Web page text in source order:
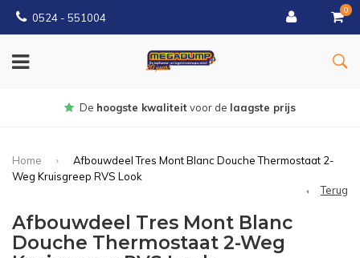
0524 - 551004
0
Gratisbezorgd vanaf €150
Home
Afbouwdeel Tres Mont Blanc Douche Thermostaat 2-
Weg Kruisgreep RVS Look
Terug
Afbouwdeel Tres Mont Blanc
Douche Thermostaat 2-Weg